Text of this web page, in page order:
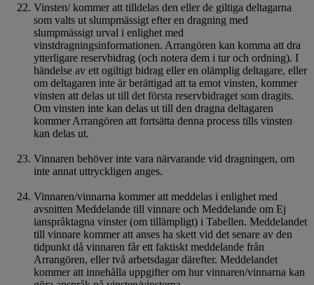
Vinsten/ kommer att tilldelas den eller de giltiga deltagarna
som valts ut slumpmässigt efter en dragning med
slumpmässigt urval i enlighet med
vinstdragningsinformationen. Arrangören kan komma att dra
ytterligare reservbidrag (och notera dem i tur och ordning). I
händelse av ett ogiltigt bidrag eller en olämplig deltagare, eller
om deltagaren inte är berättigad att ta emot vinsten, kommer
vinsten att delas ut till det första reservbidraget som dragits.
Om vinsten inte kan delas ut till den dragna deltagaren
kommer Arrangören att fortsätta denna process tills vinsten
kan delas ut.
Vinnaren behöver inte vara närvarande vid dragningen, om
inte annat uttryckligen anges.
Vinnaren/vinnarna kommer att meddelas i enlighet med
avsnitten Meddelande till vinnare och Meddelande om Ej
ianspråktagna vinster (om tillämpligt) i Tabellen. Meddelandet
till vinnare kommer att anses ha skett vid det senare av den
tidpunkt då vinnaren får ett faktiskt meddelande från
Arrangören, eller två arbetsdagar därefter. Meddelandet
kommer att innehålla uppgifter om hur vinnaren/vinnarna kan